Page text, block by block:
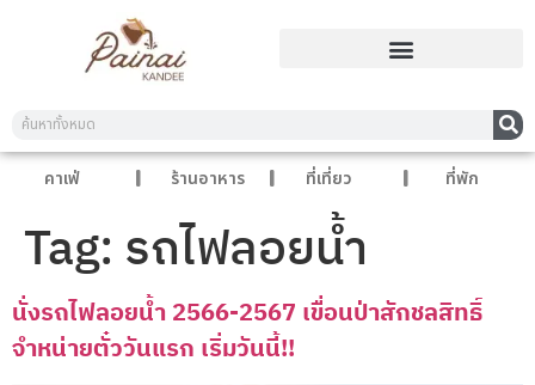
คาเฟ่ ร้านอาหาร ที่เที่ยว ที่พัก
Tag: รถไฟลอยน้ำ
นั่งรถไฟลอยน้ำ 2566-2567 เขื่อนป่าสักชลสิทธิ์
จำหน่ายตั๋ววันแรก เริ่มวันนี้!!